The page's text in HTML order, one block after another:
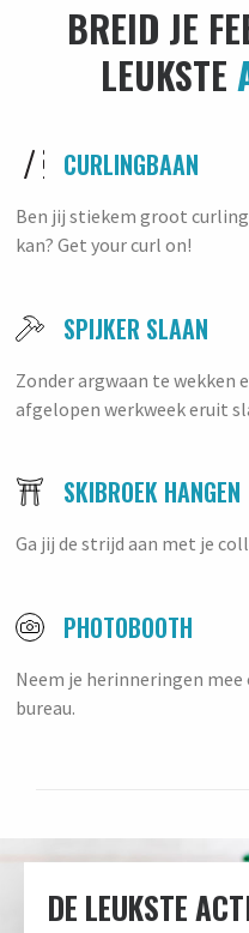
BREID JE
LEUKSTE
CURLINGBAAN
Ben jij stiekem groot
kan? Get your curl on!
SPIJKER SLAAN
Zonder argwaan te wekken
afgelopen werkweek eruit
SKIBROEK HANGEN
Ga jij de strijd aan met je
PHOTOBOOTH
Neem je herinneringen
bureau.
DE LEUKSTE